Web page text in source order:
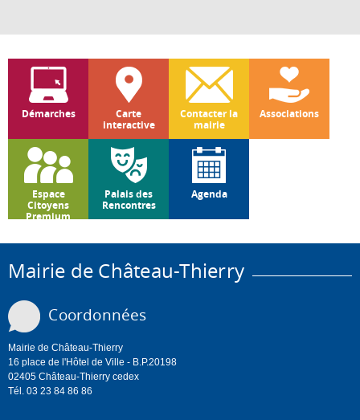
Démarches
Carte
interactive
Contacter la
mairie
Associations
Espace
Citoyens
Premium
Palais des
Rencontres
Agenda
Mairie de Château-Thierry
Coordonnées
Mairie de Château-Thierry
16 place de l'Hôtel de Ville - B.P.20198
02405 Château-Thierry cedex
Tél. 03 23 84 86 86